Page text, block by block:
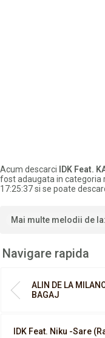
Acum descarci IDK Feat.
fost adaugata in categoria
17:25:37 si se poate
Mai multe melodii de la:
Navigare rapida
ALIN DE LA
BAGAJ
IDK Feat. Niku -Sare